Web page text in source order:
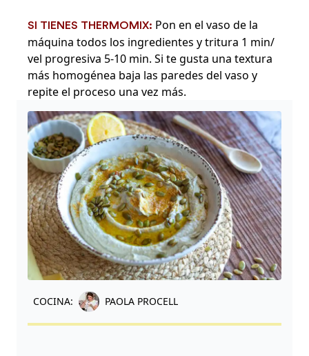
SI TIENES THERMOMIX: Pon en el vaso de la
máquina todos los ingredientes y tritura 1 min/
vel progresiva 5-10 min. Si te gusta una textura
más homogénea baja las paredes del vaso y
repite el proceso una vez más.
COCINA: PAOLA PROCELL